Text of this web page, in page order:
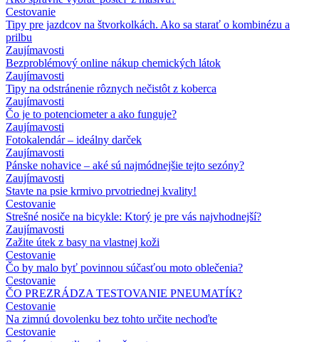
Cestovanie
Tipy pre jazdcov na štvorkolkách. Ako sa starať o kombinézu a
prilbu
Zaujímavosti
Bezproblémový online nákup chemických látok
Zaujímavosti
Tipy na odstránenie rôznych nečistôt z koberca
Zaujímavosti
Čo je to potenciometer a ako funguje?
Zaujímavosti
Fotokalendár – ideálny darček
Zaujímavosti
Pánske nohavice – aké sú najmódnejšie tejto sezóny?
Zaujímavosti
Stavte na psie krmivo prvotriednej kvality!
Cestovanie
Strešné nosiče na bicykle: Ktorý je pre vás najvhodnejší?
Zaujímavosti
Zažite útek z basy na vlastnej koži
Cestovanie
Čo by malo byť povinnou súčasťou moto oblečenia?
Cestovanie
ČO PREZRÁDZA TESTOVANIE PNEUMATÍK?
Cestovanie
Na zimnú dovolenku bez tohto určite nechoďte
Cestovanie